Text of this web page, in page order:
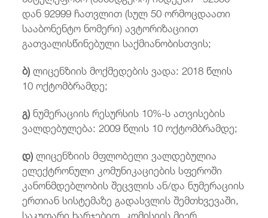
დან 92999 ჩათვლით (სულ 50 ორმოცდაათი
სააბონენტო ნომერი) ავტორიზაციით
გათვალისწინებული საქმიანობისთვის;
ბ)ლიცენზიის მოქმედების ვადა: 2018 წლის
10 ოქტომბრამდე;
გ)ნუმერაციის რესურსის 10%-ს ათვისების
ვალდებულება: 2009 წლის 10 ოქტომბრამდე;
დ)ლიცენზიის მფლობელი ვალდებულია
ელექტრონული კომუნიკაციების სფეროში
კანონმდებლობის შეცვლის ან/და ნუმერაციის
ერთიან სისტემაზე გადასვლის შემთხვევაში,
საკუთარი ხარჯებით, კომისიის მიერ